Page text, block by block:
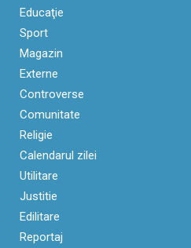
Educaţie
Sport
Magazin
Externe
Controverse
Comunitate
Religie
Calendarul zilei
Utilitare
Justitie
Edilitare
Reportaj